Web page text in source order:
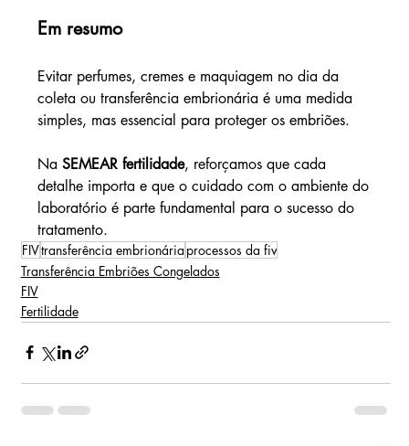
Em resumo
Evitar perfumes, cremes e maquiagem no dia da
coleta ou transferência embrionária é uma medida
simples, mas essencial para proteger os embriões.
Na SEMEAR fertilidade, reforçamos que cada
detalhe importa e que o cuidado com o ambiente do
laboratório é parte fundamental para o sucesso do
tratamento.
FIVtransferência embrionária processos da fiv
Transferência Embriões Congelados
FIV
Fertilidade